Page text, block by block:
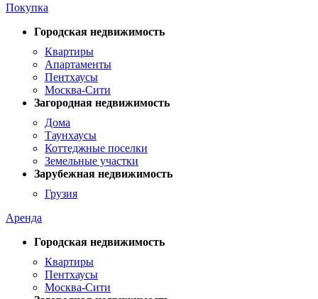
Покупка
Городская недвижимость
Квартиры
Апартаменты
Пентхаусы
Москва-Сити
Загородная недвижимость
Дома
Таунхаусы
Коттеджные поселки
Земельные участки
Зарубежная недвижимость
Грузия
Аренда
Городская недвижимость
Квартиры
Пентхаусы
Москва-Сити